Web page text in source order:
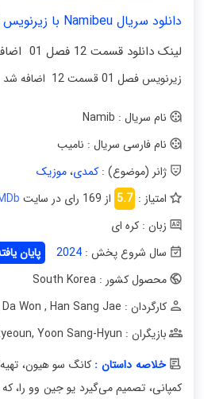
دانلود سریال Namibeu با زیرنویس فارسی
لینک دانلود قسمت 12 فصل 01 اضافه شد
زیرنویس فصل 01 قسمت 12 اضافه شد
نام سریال : Namib
نام فارسی سریال : نامیب
ژانر (موضوع) :کمدی،موزیک
امتیاز : 5.7 از 169 رای در سایت
زبان : کره ای
سال شروع پخش :2024
پایان
محصول کشور : South Korea
کارگردان : Jung Da Won
, Han Sang Jae
بازیگران : Go Hyun-jung
, Yoon Sang-Hyun
خلاصه داستان :کانگ سو هیون،
کمپانی‌، تصمیم می‌گیرد یو جین وو را،